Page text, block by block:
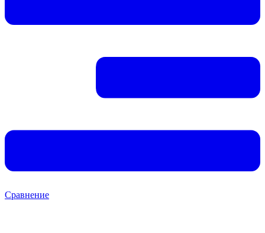
Сравнение